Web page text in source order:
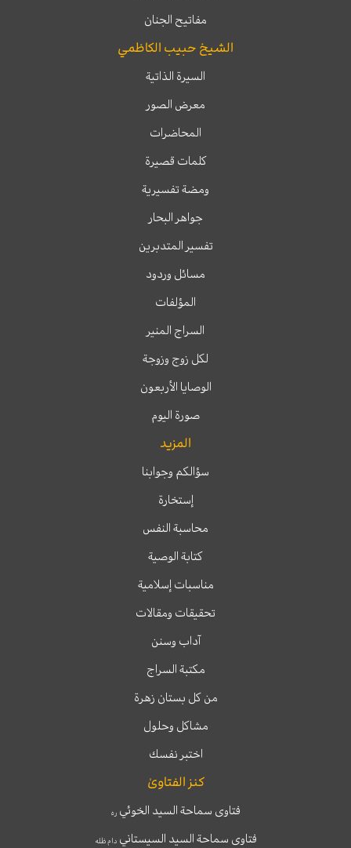
مفاتيح الجنان
الشيخ حبيب الكاظمي
السيرة الذاتية
معرض الصور
المحاضرات
كلمات قصيرة
ومضة تفسيرية
جواهر البحار
تفسير المتدبرين
مسائل وردود
المؤلفات
السراج المنير
لكل زوج وزوجة
الوصايا الأربعون
صورة اليوم
المزيد
سؤالكم وجوابنا
إستخارة
محاسبة النفس
كتابة الوصية
مناسبات إسلامية
تحقيقات ومقالات
آداب وسنن
مكتبة السراج
من كل بستان زهرة
مشاكل وحلول
اختبر نفسك
كنز الفتاوىٰ
فتاوى سماحة السيد الخوئيره
فتاوى سماحة السيد السيستانيدام ظله